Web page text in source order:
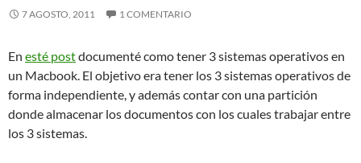
7 AGOSTO, 2011 1 COMENTARIO
En esté postdocumenté como tener 3 sistemas operativos en
un Macbook. El objetivo era tener los 3 sistemas operativos de
forma independiente, y además contar con una partición
donde almacenar los documentos con los cuales trabajar entre
los 3 sistemas.